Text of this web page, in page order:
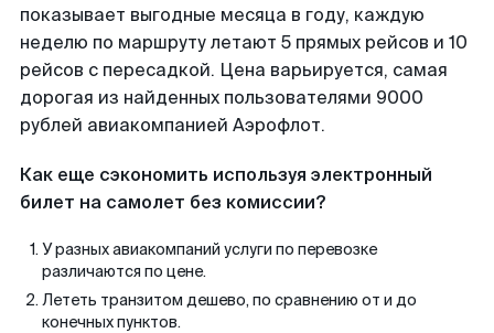
показывает выгодные месяца в году, каждую
неделю по маршруту летают 5 прямых рейсов и 10
рейсов с пересадкой. Цена варьируется, самая
дорогая из найденных пользователями 9000
рублей авиакомпанией Аэрофлот.
Как еще сэкономить используя электронный
билет на самолет без комиссии?
У разных авиакомпаний услуги по перевозке
различаются по цене.
Лететь транзитом дешево, по сравнению от и до
конечных пунктов.